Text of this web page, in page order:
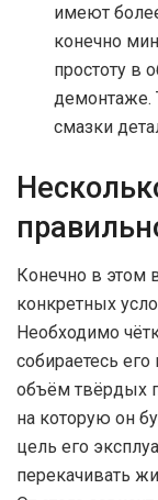
имеют
конечно
простоту в
демонтаже.
смазки
Конечно в этом
конкретных
Необходимо
собираетесь
объём твёрдых
на которую он
цель его
перекачивать